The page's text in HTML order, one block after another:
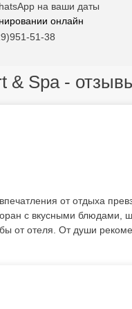
на ваши даты
онлайн
51-38
& Spa -
от отдыха
с вкусными блюдами,
от отеля. От души